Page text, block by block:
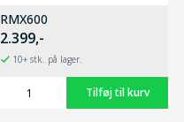
RMX600
2.399,-
10+ stk. på lager.